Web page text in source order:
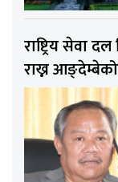
राष्ट्रिय सेवा
राख्न